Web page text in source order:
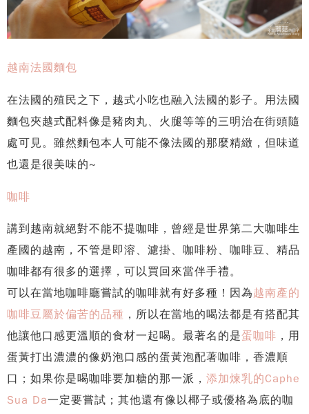
越南法國麵包
在法國的殖民之下，越式小吃也融入法國的影子。用法國
麵包夾越式配料像是豬肉丸、火腿等等的三明治在街頭隨
處可見。雖然麵包本人可能不像法國的那麼精緻，但味道
也還是很美味的~
咖啡
講到越南就絕對不能不提咖啡，曾經是世界第二大咖啡生
產國的越南，不管是即溶、濾掛、咖啡粉、咖啡豆、精品
咖啡都有很多的選擇，可以買回來當伴手禮。
可以在當地咖啡廳嘗試的咖啡就有好多種！因為越南產的
咖啡豆屬於偏苦的品種 ，所以在當地的喝法都是有搭配其
他讓他口感更溫順的食材一起喝。最著名的是蛋咖啡 ，用
蛋黃打出濃濃的像奶泡口感的蛋黃泡配著咖啡，香濃順
口；如果你是喝咖啡要加糖的那一派， 添加煉乳的Caphe
Sua Da一定要嘗試；其他還有像以椰子或優格為底的咖